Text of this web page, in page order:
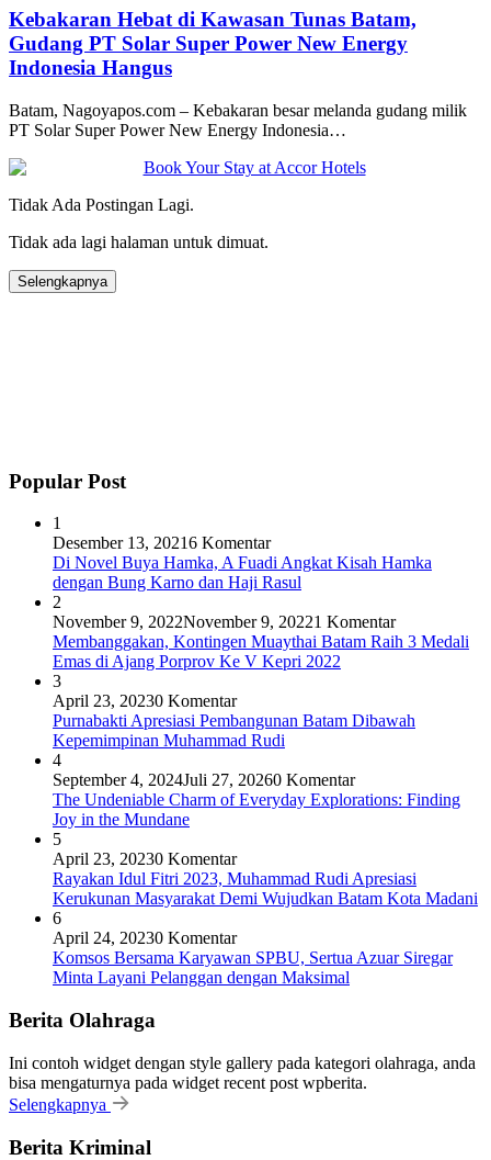
Kebakaran Hebat di Kawasan Tunas Batam,
Gudang PT Solar Super Power New Energy
Indonesia Hangus
Batam, Nagoyapos.com – Kebakaran besar melanda gudang milik
PT Solar Super Power New Energy Indonesia…
Tidak Ada Postingan Lagi.
Tidak ada lagi halaman untuk dimuat.
Selengkapnya
Popular Post
1
Desember 13, 20216 Komentar
Di Novel Buya Hamka, A Fuadi Angkat Kisah Hamka
dengan Bung Karno dan Haji Rasul
2
November 9, 2022November 9, 20221 Komentar
Membanggakan, Kontingen Muaythai Batam Raih 3 Medali
Emas di Ajang Porprov Ke V Kepri 2022
3
April 23, 20230 Komentar
Purnabakti Apresiasi Pembangunan Batam Dibawah
Kepemimpinan Muhammad Rudi
4
September 4, 2024Juli 27, 20260 Komentar
The Undeniable Charm of Everyday Explorations: Finding
Joy in the Mundane
5
April 23, 20230 Komentar
Rayakan Idul Fitri 2023, Muhammad Rudi Apresiasi
Kerukunan Masyarakat Demi Wujudkan Batam Kota Madani
6
April 24, 20230 Komentar
Komsos Bersama Karyawan SPBU, Sertua Azuar Siregar
Minta Layani Pelanggan dengan Maksimal
Berita Olahraga
Ini contoh widget dengan style gallery pada kategori olahraga, anda
bisa mengaturnya pada widget recent post wpberita.
Selengkapnya
Berita Kriminal